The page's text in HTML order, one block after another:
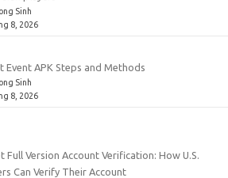
Sinh
8, 2026
Event APK Steps and Methods
Sinh
8, 2026
Full Version Account Verification: How U.S.
Can Verify Their Account